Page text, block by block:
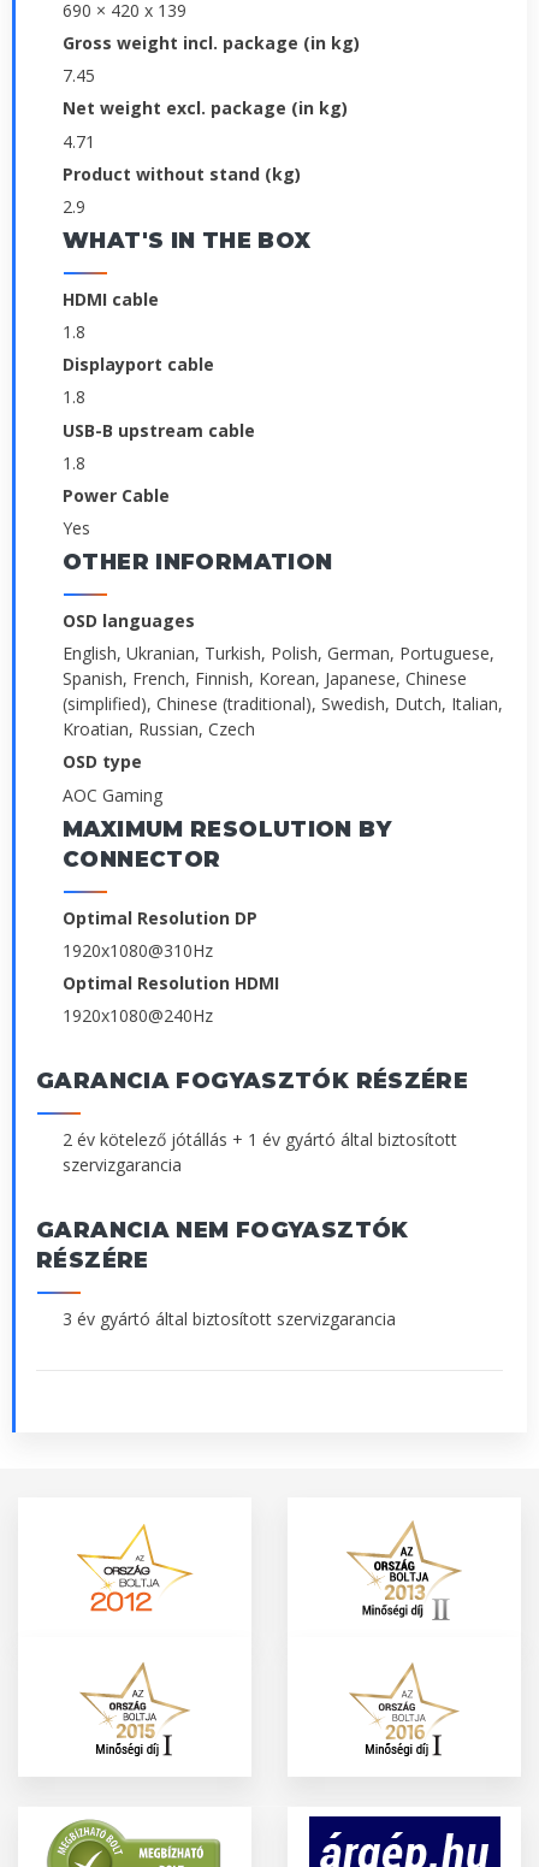
690 × 420 x 139
Gross weight incl. package (in kg)
7.45
Net weight excl. package (in kg)
4.71
Product without stand (kg)
2.9
WHAT'S IN THE BOX
HDMI cable
1.8
Displayport cable
1.8
USB-B upstream cable
1.8
Power Cable
Yes
OTHER INFORMATION
OSD languages
English, Ukranian, Turkish, Polish, German, Portuguese,
Spanish, French, Finnish, Korean, Japanese, Chinese
(simplified), Chinese (traditional), Swedish, Dutch, Italian,
Kroatian, Russian, Czech
OSD type
AOC Gaming
MAXIMUM RESOLUTION BY
CONNECTOR
Optimal Resolution DP
1920x1080@310Hz
Optimal Resolution HDMI
1920x1080@240Hz
GARANCIA FOGYASZTÓK RÉSZÉRE
2 év kötelező jótállás + 1 év gyártó által biztosított
szervizgarancia
GARANCIA NEM FOGYASZTÓK
RÉSZÉRE
3 év gyártó által biztosított szervizgarancia